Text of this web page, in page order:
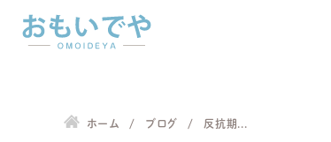
ホーム ブログ 反抗期...